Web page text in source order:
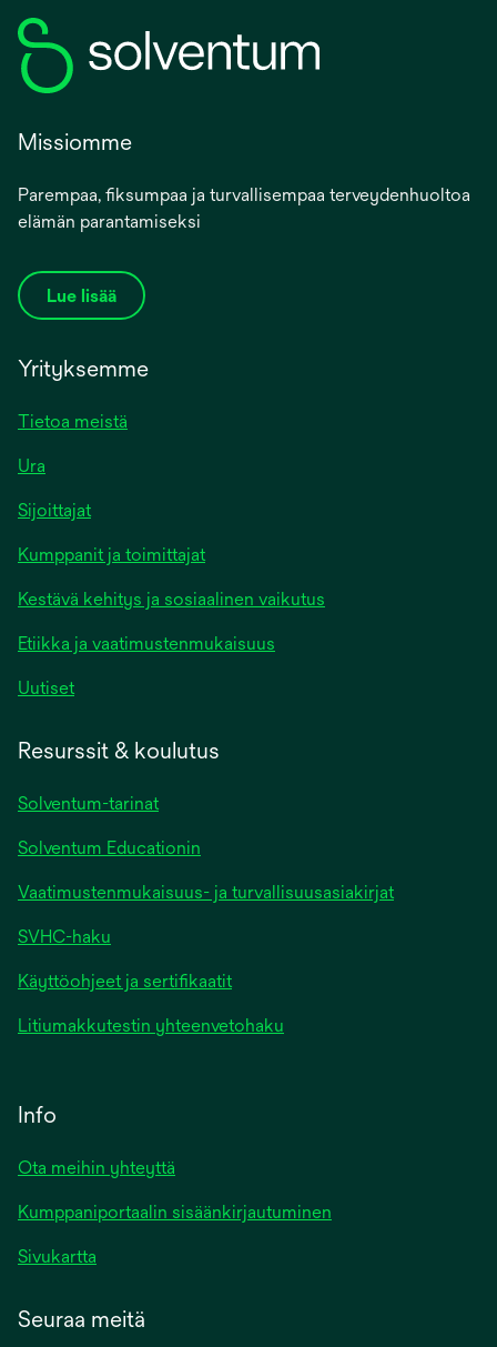
Missiomme
Parempaa, fiksumpaa ja turvallisempaa terveydenhuoltoa
elämän parantamiseksi
Lue lisää
Yrityksemme
Tietoa meistä
Ura
Sijoittajat
Kumppanit ja toimittajat
Kestävä kehitys ja sosiaalinen vaikutus
Etiikka ja vaatimustenmukaisuus
Uutiset
Resurssit & koulutus
Solventum-tarinat
Solventum Educationin
Vaatimustenmukaisuus- ja turvallisuusasiakirjat
SVHC-haku
Käyttöohjeet ja sertifikaatit
Litiumakkutestin yhteenvetohaku
Info
Ota meihin yhteyttä
Kumppaniportaalin sisäänkirjautuminen
Sivukartta
Seuraa meitä